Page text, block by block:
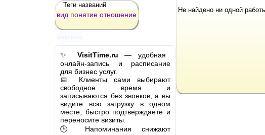
Теги названий
вид понятие отношение
✨ VisitTime.ru — удобная
онлайн-запись и расписание
для бизнес услуг.
📅 Клиенты сами выбирают
свободное время и
записываются без звонков, а вы
видите всю загрузку в одном
месте, быстро подтверждаете и
переносите визиты.
🕒 Напоминания снижают
Не найдено ни одной